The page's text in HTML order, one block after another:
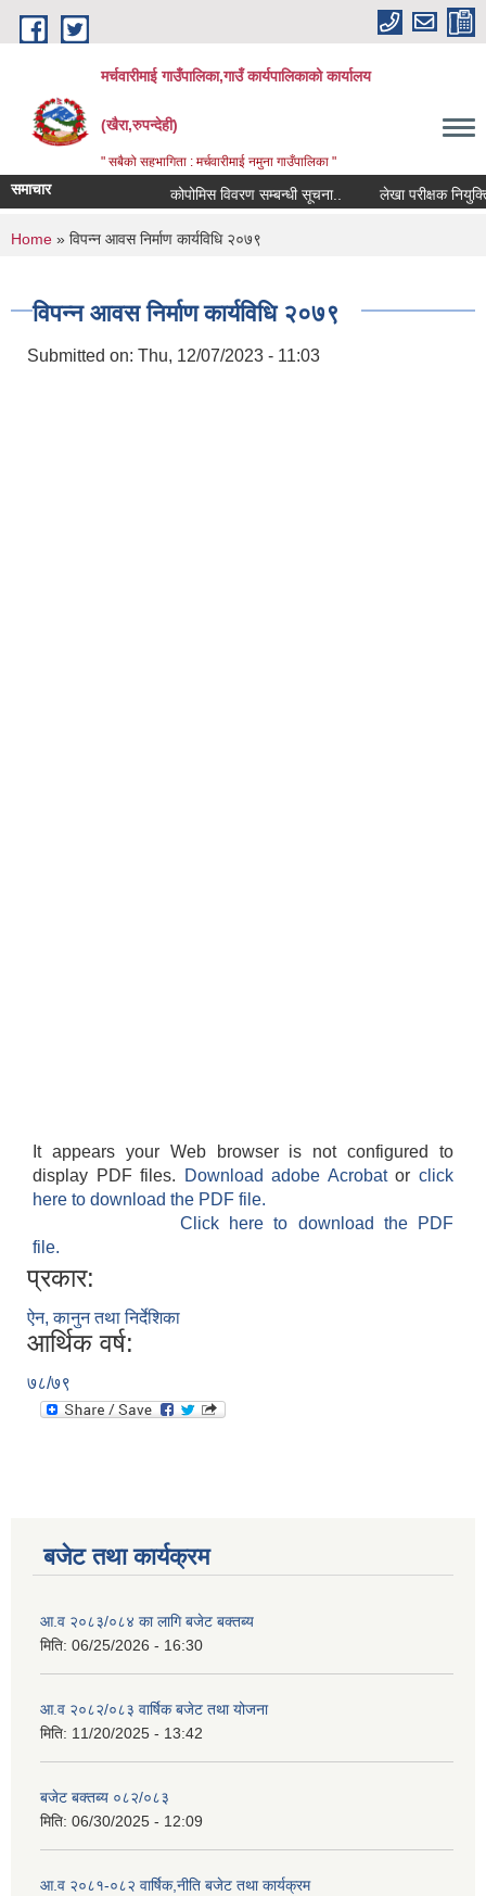
Skip to main content
मर्चवारीमाई गाउँपालिका,गाउँ कार्यपालिकाको कार्यालय
(खैरा,रुपन्देही)
" सबैको सहभागिता : मर्चवारीमाई नमुना गाउँपालिका "
समाचार कोपोमिस विवरण सम्बन्धी सूचना.. लेखा परीक्षक
You are here
Home » विपन्न आवस निर्माण कार्यविधि २०७९
विपन्न आवस निर्माण कार्यविधि २०७९
Submitted on: Thu, 12/07/2023 - 11:03
It appears your Web browser is not configured to
display PDF files.
Download adobe Acrobatorclick
here to download the PDF file.
Click here to download the PDF
file.
प्रकार:
ऐन, कानुन तथा निर्देशिका
आर्थिक वर्ष:
७८/७९
बजेट तथा कार्यक्रम
आ.व २०८३/०८४ का लागि बजेट बक्तब्य
मिति: 06/25/2026 - 16:30
आ.व २०८२/०८३ वार्षिक बजेट तथा योजना
मिति: 11/20/2025 - 13:42
बजेट बक्तब्य ०८२/०८३
मिति: 06/30/2025 - 12:09
आ.व २०८१-०८२ वार्षिक,नीति बजेट तथा कार्यक्रम